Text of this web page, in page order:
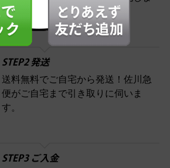
す。
STEP2 発送
送料無料でご自宅から発送！佐川急
便がご自宅まで引き取りに伺いま
す。
STEP3 ご入金